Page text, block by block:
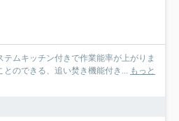
ムキッチン付きで作業能率が上がりま
のできる、追い焚き機能付き... もっと